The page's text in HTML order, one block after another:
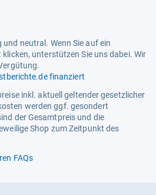
Seifen-Pack
Kappus
neutral. Wenn Sie auf ein
unterstützen Sie uns dabei. Wir
finanziert
inkl. aktuell geltender gesetzlicher
werden ggf. gesondert
der Gesamtpreis und die
Shop zum Zeitpunkt des
FAQs